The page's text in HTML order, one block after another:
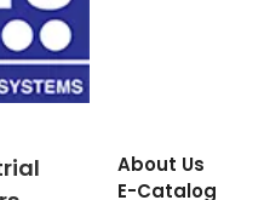
About Us
E-Catalog